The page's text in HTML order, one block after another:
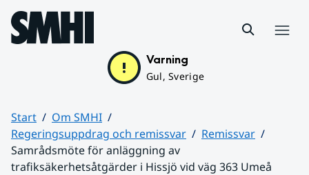
Hoppa till sidans innehåll
Varning
Gul, Sverige
Start
Om SMHI
Regeringsuppdrag och remissvar
Remissvar
Samrådsmöte för anläggning av
trafiksäkerhetsåtgärder i Hissjö vid väg 363 Umeå